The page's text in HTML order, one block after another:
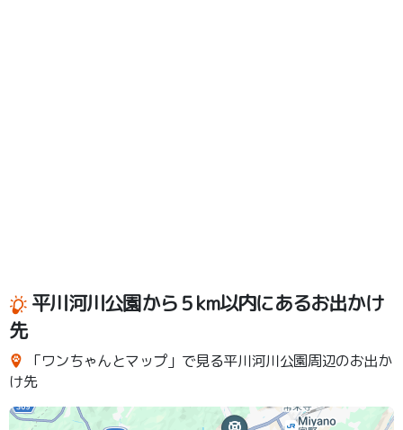
平川河川公園から５km以内にあるお出かけ
先
「ワンちゃんとマップ」で見る平川河川公園周辺のお出か
け先